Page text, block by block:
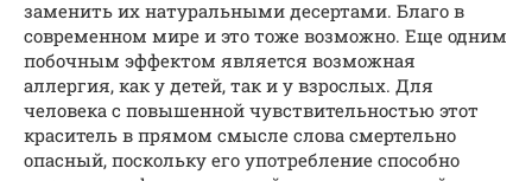
заменить их натуральными десертами. Благо в
современном мире и это тоже возможно. Еще одним
побочным эффектом является возможная
аллергия, как у детей, так и у взрослых. Для
человека с повышенной чувствительностью этот
краситель в прямом смысле слова смертельно
опасный, поскольку его употребление способно